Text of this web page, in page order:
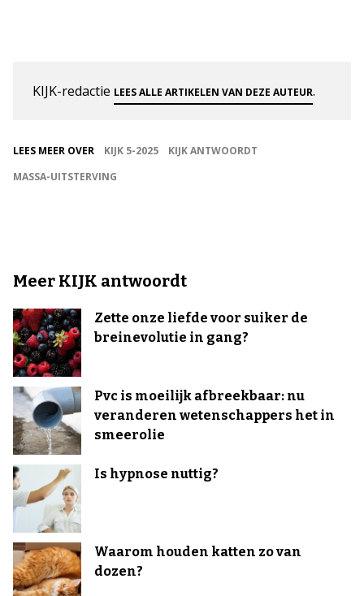
KIJK-redactie LEES ALLE ARTIKELEN VAN DEZE AUTEUR.
LEES MEER OVER KIJK 5-2025
KIJK ANTWOORDT
MASSA-UITSTERVING
Meer KIJK antwoordt
Zette onze liefde voor suiker de
breinevolutie in gang?
Pvc is moeilijk afbreekbaar: nu
veranderen wetenschappers het in
smeerolie
Is hypnose nuttig?
Waarom houden katten zo van
dozen?